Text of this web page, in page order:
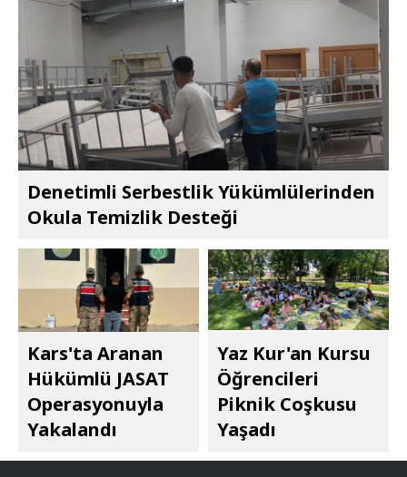
Denetimli Serbestlik Yükümlülerinden
Okula Temizlik Desteği
Kars'ta Aranan
Hükümlü JASAT
Operasyonuyla
Yakalandı
Yaz Kur'an Kursu
Öğrencileri
Piknik Coşkusu
Yaşadı